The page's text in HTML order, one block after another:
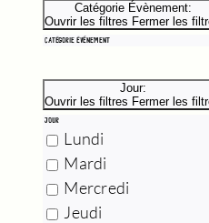
Catégorie Évènement:
Ouvrir les filtres Fermer les
CATÉGORIE ÉVÈNEMENT
Jour:
Ouvrir les filtres Fermer les
JOUR
Lundi
Mardi
Mercredi
Jeudi